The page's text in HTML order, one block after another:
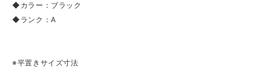
◆カラー：ブラック
◆ランク：A
※平置きサイズ寸法